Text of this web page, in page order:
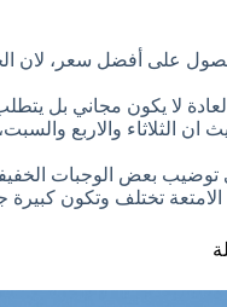
على أفضل سعر، لان
لا يكون مجاني بل
ان الثلاثاء والاربع
بعض الوجبات
تختلف وتكون كبيرة